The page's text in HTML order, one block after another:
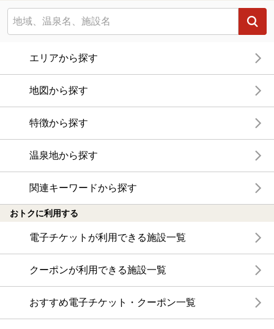
エリアから探す
地図から探す
特徴から探す
温泉地から探す
関連キーワードから探す
おトクに利用する
電子チケットが利用できる施設一覧
クーポンが利用できる施設一覧
おすすめ電子チケット・クーポン一覧